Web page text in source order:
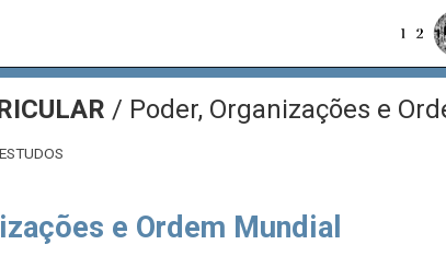
/ Poder, Organizações e
e Ordem Mundial